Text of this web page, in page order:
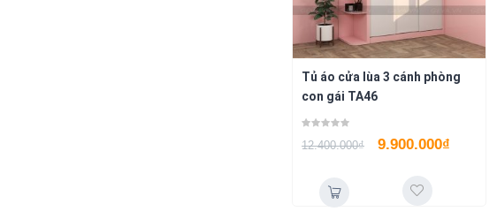
Tủ áo cửa lùa 3 cánh phòng
con gái TA46
12.400.000₫ 9.900.000₫